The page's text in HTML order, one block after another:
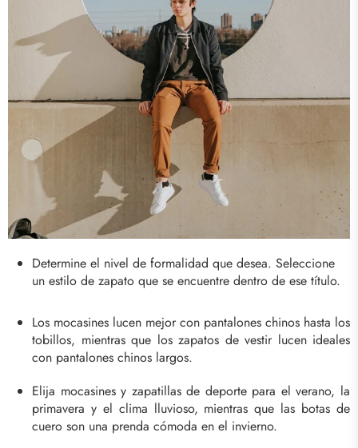
Determine el nivel de formalidad que desea. Seleccione
un estilo de zapato que se encuentre dentro de ese título.
Los mocasines lucen mejor con pantalones chinos hasta los
tobillos, mientras que los zapatos de vestir lucen ideales
con pantalones chinos largos.
Elija mocasines y zapatillas de deporte para el verano, la
primavera y el clima lluvioso, mientras que las botas de
cuero son una prenda cómoda en el invierno.